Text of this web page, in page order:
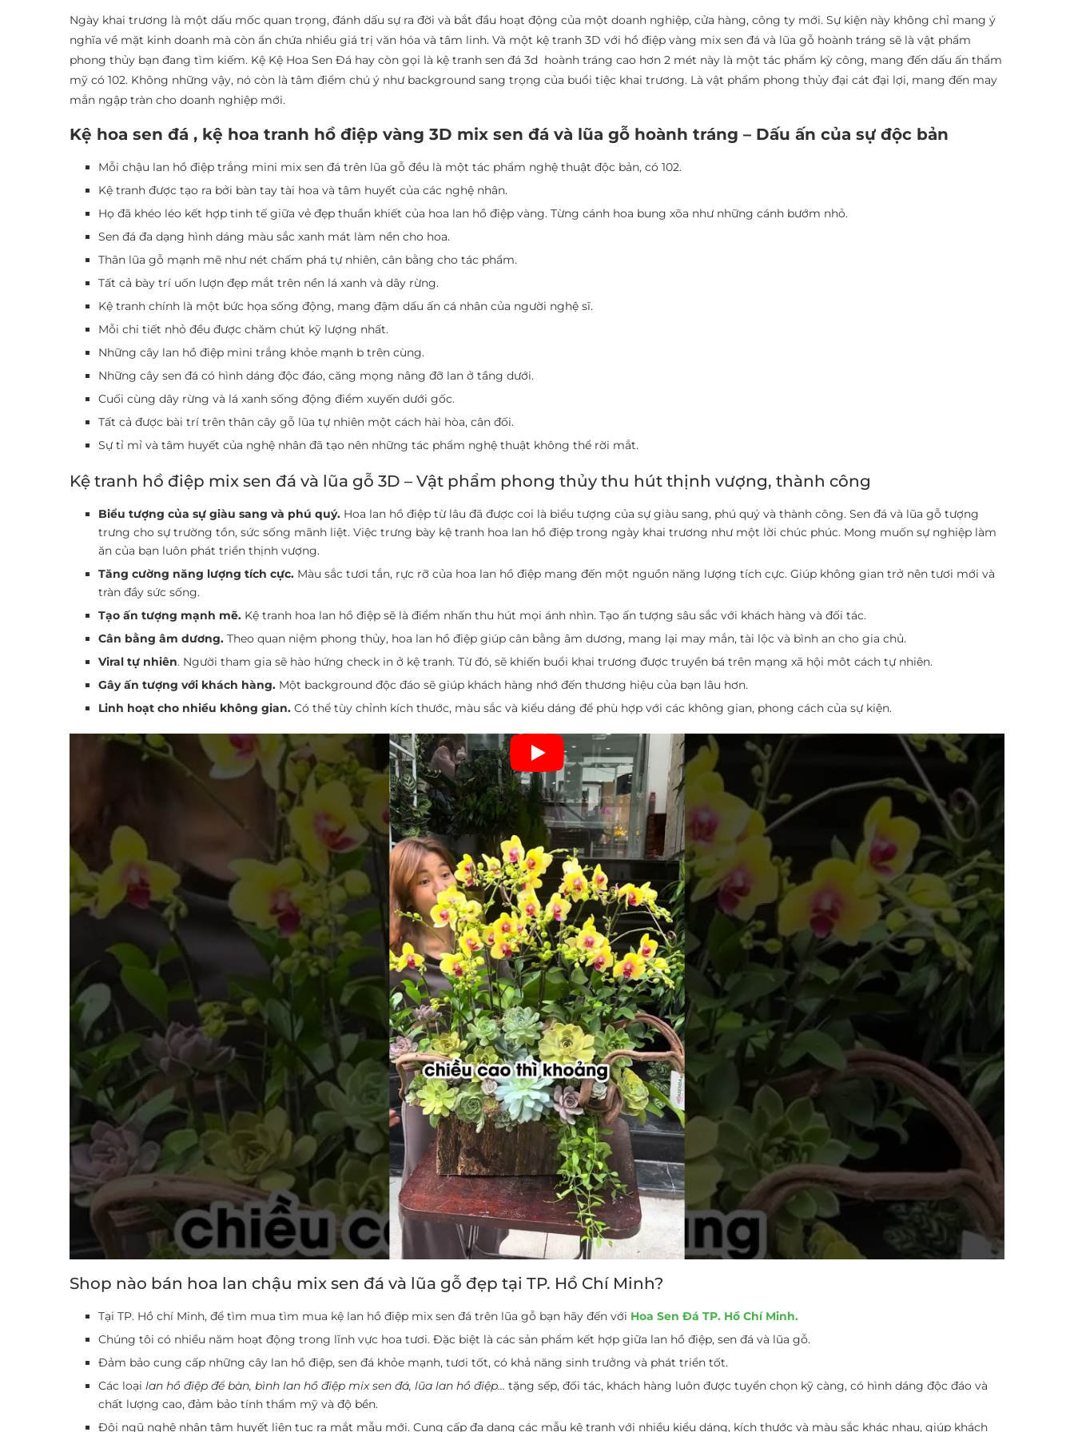
Ngày khai trương là một dấu mốc quan trọng, đánh dấu sự ra đời và bắt đầu hoạt động của một doanh nghiệp, cửa hàng, công ty mới. Sự kiện này không chỉ mang ý
nghĩa về mặt kinh doanh mà còn ẩn chứa nhiều giá trị văn hóa và tâm linh. Và một kệ tranh 3D với hồ điệp vàng mix sen đá và lũa gỗ hoành tráng sẽ là vật phẩm
phong thủy bạn đang tìm kiếm. Kệ Kệ Hoa Sen Đá hay còn gọi là kệ tranh sen đá 3d hoành tráng cao hơn 2 mét này là một tác phẩm kỳ công, mang đến dấu ấn thẩm
mỹ có 102. Không những vậy, nó còn là tâm điểm chú ý như background sang trọng của buổi tiệc khai trương. Là vật phẩm phong thủy đại cát đại lợi, mang đến may
mắn ngập tràn cho doanh nghiệp mới.
Kệ hoa sen đá , kệ hoa tranh hồ điệp vàng 3D mix sen đá và lũa gỗ hoành tráng – Dấu ấn của sự độc bản
Mỗi chậu lan hồ điệp trắng mini mix sen đá trên lũa gỗ đều là một tác phẩm nghệ thuật độc bản, có 102.
Kệ tranh được tạo ra bởi bàn tay tài hoa và tâm huyết của các nghệ nhân.
Họ đã khéo léo kết hợp tinh tế giữa vẻ đẹp thuần khiết của hoa lan hồ điệp vàng. Từng cánh hoa bung xõa như những cánh bướm nhỏ.
Sen đá đa dạng hình dáng màu sắc xanh mát làm nền cho hoa.
Thân lũa gỗ mạnh mẽ như nét chấm phá tự nhiên, cân bằng cho tác phẩm.
Tất cả bày trí uốn lượn đẹp mắt trên nền lá xanh và dây rừng.
Kệ tranh chính là một bức họa sống động, mang đậm dấu ấn cá nhân của người nghệ sĩ.
Mỗi chi tiết nhỏ đều được chăm chút kỹ lượng nhất.
Những cây lan hồ điệp mini trắng khỏe mạnh b trên cùng.
Những cây sen đá có hình dáng độc đáo, căng mọng nâng đỡ lan ở tầng dưới.
Cuối cùng dây rừng và lá xanh sống động điểm xuyến dưới gốc.
Tất cả được bài trí trên thân cây gỗ lũa tự nhiên một cách hài hòa, cân đối.
Sự tỉ mỉ và tâm huyết của nghệ nhân đã tạo nên những tác phẩm nghệ thuật không thể rời mắt.
Kệ tranh hồ điệp mix sen đá và lũa gỗ 3D – Vật phẩm phong thủy thu hút thịnh vượng, thành công
Biểu tượng của sự giàu sang và phú quý. Hoa lan hồ điệp từ lâu đã được coi là biểu tượng của sự giàu sang, phú quý và thành công. Sen đá và lũa gỗ tượng
trưng cho sự trường tồn, sức sống mãnh liệt. Việc trưng bày kệ tranh hoa lan hồ điệp trong ngày khai trương như một lời chúc phúc. Mong muốn sự nghiệp làm
ăn của bạn luôn phát triển thịnh vượng.
Tăng cường năng lượng tích cực. Màu sắc tươi tắn, rực rỡ của hoa lan hồ điệp mang đến một nguồn năng lượng tích cực. Giúp không gian trở nên tươi mới và
tràn đầy sức sống.
Tạo ấn tượng mạnh mẽ. Kệ tranh hoa lan hồ điệp sẽ là điểm nhấn thu hút mọi ánh nhìn. Tạo ấn tượng sâu sắc với khách hàng và đối tác.
Cân bằng âm dương. Theo quan niệm phong thủy, hoa lan hồ điệp giúp cân bằng âm dương, mang lại may mắn, tài lộc và bình an cho gia chủ.
Viral tự nhiên. Người tham gia sẽ hào hứng check in ở kệ tranh. Từ đó, sẽ khiến buổi khai trương được truyền bá trên mạng xã hội môt cách tự nhiên.
Gây ấn tượng với khách hàng. Một background độc đáo sẽ giúp khách hàng nhớ đến thương hiệu của bạn lâu hơn.
Linh hoạt cho nhiều không gian. Có thể tùy chỉnh kích thước, màu sắc và kiểu dáng để phù hợp với các không gian, phong cách của sự kiện.
Shop nào bán hoa lan chậu mix sen đá và lũa gỗ đẹp tại TP. Hồ Chí Minh?
Tại TP. Hồ chí Minh, để tìm mua tìm mua kệ lan hồ điệp mix sen đá trên lũa gỗ bạn hãy đến với Hoa Sen Đá TP. Hồ Chí Minh.
Chúng tôi có nhiều năm hoạt động trong lĩnh vực hoa tươi. Đặc biệt là các sản phẩm kết hợp giữa lan hồ điệp, sen đá và lũa gỗ.
Đảm bảo cung cấp những cây lan hồ điệp, sen đá khỏe mạnh, tươi tốt, có khả năng sinh trưởng và phát triển tốt.
Các loại lan hồ điệp để bàn, bình lan hồ điệp mix sen đá, lũa lan hồ điệp… tặng sếp, đối tác, khách hàng luôn được tuyển chọn kỹ càng, có hình dáng độc đáo và
chất lượng cao, đảm bảo tính thẩm mỹ và độ bền.
Đội ngũ nghệ nhân tâm huyết liên tục ra mắt mẫu mới. Cung cấp đa dạng các mẫu kệ tranh với nhiều kiểu dáng, kích thước và màu sắc khác nhau, giúp khách